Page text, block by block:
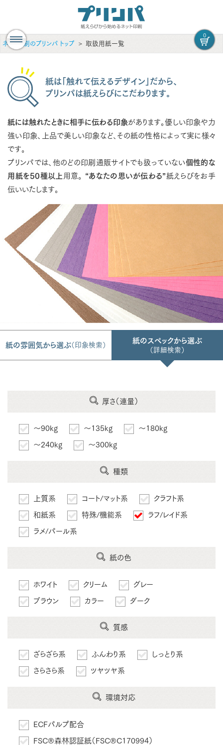
0
ネット印刷のプリンパ トップ 取扱用紙一覧
紙は「触れて伝えるデザイン」だから、
プリンパは紙えらびにこだわります。
紙には触れたときに相手に伝わる印象があります。優しい印象や力
強い印象、上品で美しい印象など、その紙の性格によって実に様々
です。
プリンパでは、他のどの印刷通販サイトでも扱っていない個性的な
用紙を50種以上 用意。 “あなたの思いが伝わる”紙えらびをお手
伝いいたします。
紙の雰囲気から選ぶ（印象検索）
紙のスペックから選ぶ
（詳細検索）
厚さ（連量）
～90kg ～135kg ～180kg
～240kg ～300kg
種類
上質系 コート/マット系 クラフト系
和紙系 特殊/機能系 ラフ/レイド系
ラメ/パール系
紙の色
ホワイト クリーム グレー
ブラウン カラー ダーク
質感
ざらざら系 ふんわり系 しっとり系
さらさら系 ツヤツヤ系
環境対応
ECFパルプ配合
FSC®森林認証紙（FSC®C170994）